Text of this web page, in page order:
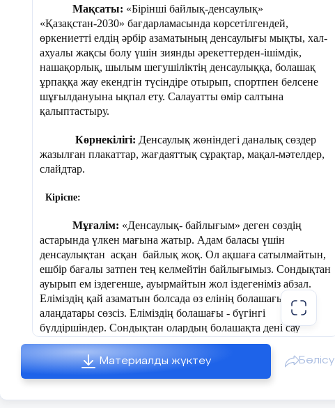
Мақсаты: «Бірінші байлық-денсаулық»
«Қазақстан-2030» бағдарламасында көрсетілгендей,
өркениетті елдің әрбір азаматының денсаулығы мықты, хал-
ахуалы жақсы болу үшін зиянды әрекеттерден-ішімдік,
нашақорлық, шылым шегушіліктің денсаулыққа, болашақ
ұрпаққа жау екендгін түсіндіре отырып, спортпен белсене
шұғылдануына ықпал ету. Салауатты өмір салтына
қалыптастыру.
Көрнекілігі: Денсаулық жөніндегі даналық сөздер
жазылған плакаттар, жағдаяттық сұрақтар, мақал-мәтелдер,
слайдтар.
Кіріспе:
Мұғалім: «Денсаулық- байлығым» деген сөздің
астарында үлкен мағына жатыр. Адам баласы үшін
денсаулықтан асқан байлық жоқ. Ол ақшаға сатылмайтын,
ешбір бағалы затпен тең келмейтін байлығымыз. Сондықтан
ауырып ем іздегенше, ауырмайтын жол іздегеніміз абзал.
Еліміздің қай азаматын болсада өз елінің болашағы
алаңдатары сөзсіз. Еліміздің болашағы - бүгінгі
бүлдіршіндер. Сондықтан олардың болашақта дені сау
азамат болып өсуі еліміз үшін маңызды.
Денсаулық туралы сөз қозғағанда адам жанының
арашашысы, ақ халатты абзал жан дәрігерлердің еңбегін
атап өткеніміз жөн болар, Олар бар күш-жігерін адам
Материалды жүктеу Бөлісу